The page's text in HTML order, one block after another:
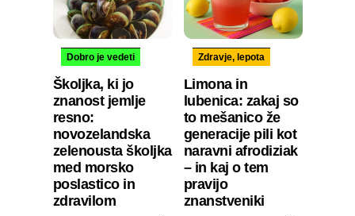
Dobro je vedeti
Školjka, ki jo
znanost jemlje
resno:
novozelandska
zelenousta školjka
med morsko
poslastico in
zdravilom
Zdravje, lepota
Limona in
lubenica: zakaj so
to mešanico že
generacije pili kot
naravni afrodiziak
– in kaj o tem
pravijo
znanstveniki